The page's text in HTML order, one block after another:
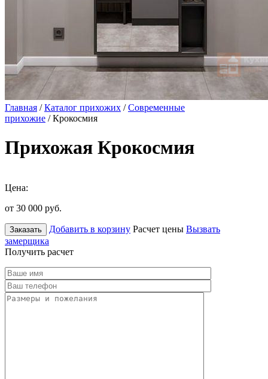
Главная /Каталог прихожих /Современные
прихожие / Крокосмия
Прихожая Крокосмия
Цена:
от 30 000 руб.
Заказать Добавить в корзину Расчет цены Вызвать
замерщика
Получить расчет